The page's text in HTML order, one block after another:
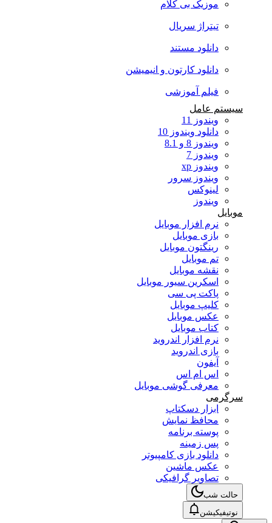
موزیک بی کلام
تیتراژ سریال
دانلود مستند
دانلود کارتون و انیمیشن
فیلم آموزشی
سیستم عامل
ویندوز 11
دانلود ویندوز 10
ویندوز 8 و 8.1
ویندوز 7
ویندوز xp
ویندوز سرور
لینوکس
ویندوز
موبایل
نرم افزار موبایل
بازی موبایل
رینگتون موبایل
تم موبایل
نقشه موبایل
اسکرین سیور موبایل
پاکت پی سی
کلیپ موبایل
عکس موبایل
کتاب موبایل
نرم افزار اندروید
بازی اندروید
آیفون
اس ام اس
معرفی گوشی موبایل
سرگرمی
ابزار دسکتاپ
محافظ نمایش
پوسته برنامه
پس زمینه
دانلود بازی کامپیوتر
عکس ماشین
تصاویر گرافیکی
حالت شب
نوتیفیکیشن